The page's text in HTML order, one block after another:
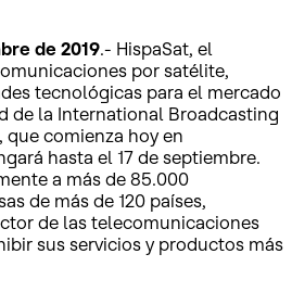
de 2019.- HispaSat, el
por satélite,
tecnológicas para el mercado
de la International Broadcasting
que comienza hoy en
hasta el 17 de septiembre.
a más de 85.000
de más de 120 países,
de las telecomunicaciones
sus servicios y productos más